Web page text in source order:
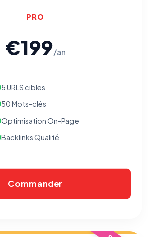
PRO
€199/an
5 URLS cibles
50 Mots-clés
Optimisation On-Page
Backlinks Qualité
Commander